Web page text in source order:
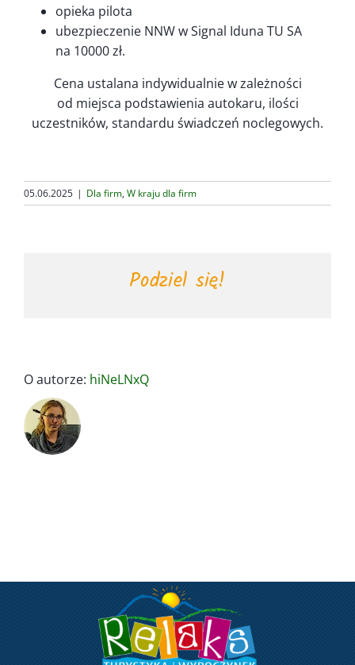
opieka pilota
ubezpieczenie NNW w Signal Iduna TU SA
na 10000 zł.
Cena ustalana indywidualnie w zależności
od miejsca podstawienia autokaru, ilości
uczestników, standardu świadczeń noclegowych.
05.06.2025 | Dla firm, W kraju dla firm
Podziel się!
O autorze: hiNeLNxQ